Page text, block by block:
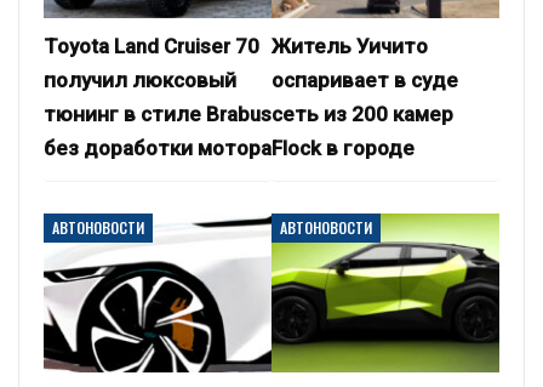
Toyota Land Cruiser 70
получил люксовый
тюнинг в стиле Brabus
без доработки мотора
Житель Уичито
оспаривает в суде
сеть из 200 камер
Flock в городе
АВТОНОВОСТИ АВТОНОВОСТИ